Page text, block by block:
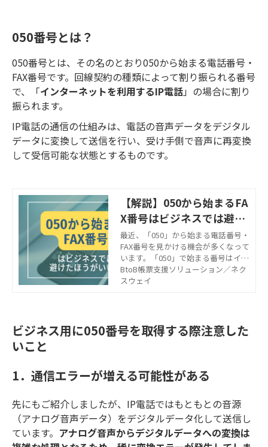
050番号とは？
050番号とは、その名のとおり050から始まる電話番号・
FAX番号です。回線契約の種類によって割り振られる番号
で、「インターネットを利用するIP電話」の場合に割り
振られます。
IP電話の通信の仕組みは、電話の音声データをデジタル
データに変換して送信を行い、受け手側で音声に再変換
して受信可能な状態とするものです。
【解説】050から始まるFA
X番号はビジネスでは避け
たほうがいい？
最近、「050」から始まる電話番号・
FAX番号を見かける機会が多くなって
います。「050」で始まる番号はイン
ターネット回線を利用したIP電話の
番号です。 「ビジネスで利用して
番号）の概要をご説明するととも
に、そのメリット・デメリットや回
BtoB帳票支援ソリューション／ネク
スウェイ
ビジネス用に050番号を取得する際注意した
いこと
1．通信エラーが増える可能性がある
先にもご紹介しましたが、IP電話ではもともとの音源
（アナログ音声データ）をデジタルデータ化して送信し
ています。 アナログ音声からデジタルデータへの変換は